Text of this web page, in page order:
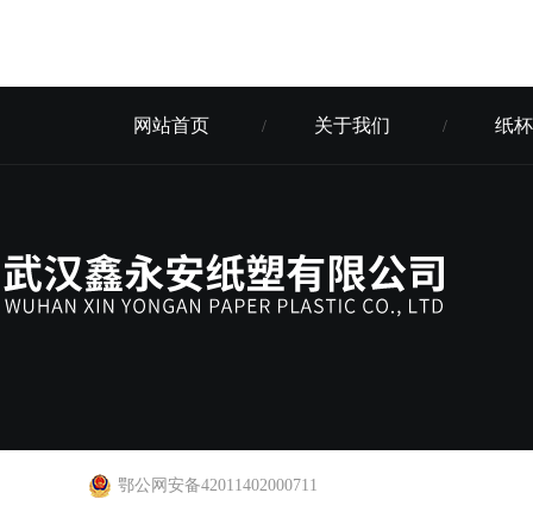
网站首页 / 关于我们 / 纸
鄂公网安备42011402000711